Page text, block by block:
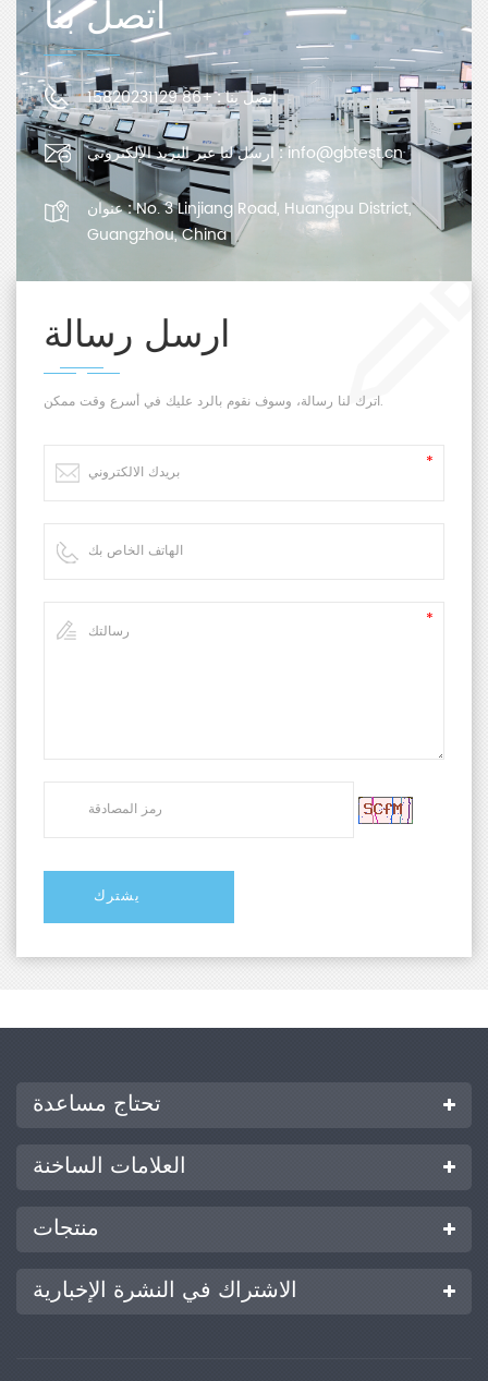
اتصل بنا
اتصل بنا :+86 15820231129
ارسل لنا عبر البريد الإلكتروني :info@gbtest.cn
عنوان :No. 3 Linjiang Road, Huangpu District,
Guangzhou, China
ارسل رسالة
اترك لنا رسالة، وسوف نقوم بالرد عليك في أسرع وقت ممكن.
تحتاج مساعدة
العلامات الساخنة
منتجات
الاشتراك في النشرة الإخبارية